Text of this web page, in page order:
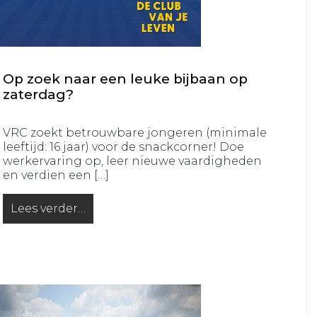
VRC
3
VRC
1
VRC
JO15-
2
VRC
JO15-
VRC
8
VRC
1
VRC
JO11-
2
VRC
4
Op zoek naar een leuke bijbaan op
zaterdag?
VRC zoekt betrouwbare jongeren (minimale
leeftijd: 16 jaar) voor de snackcorner! Doe
werkervaring op, leer nieuwe vaardigheden
en verdien een […]
Lees verder…
from Op zoek naar een leuke bijbaan op zaterdag?